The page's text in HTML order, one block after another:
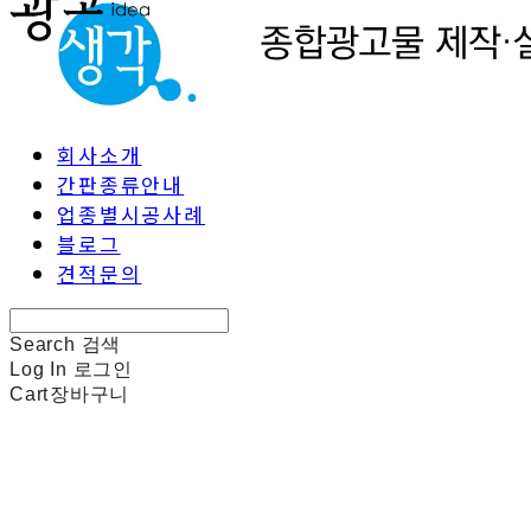
회사소개
간판종류안내
업종별시공사례
블로그
견적문의
Search 검색
Log In 로그인
Cart장바구니